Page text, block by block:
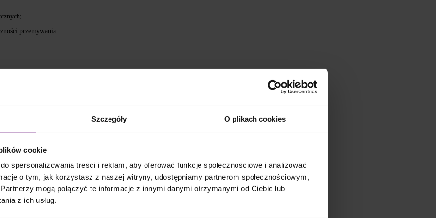
Szczegóły O plikach cookies
cookie
spersonalizowania treści i reklam, aby oferować funkcje społecznościowe i analizować
o tym, jak korzystasz z naszej witryny, udostępniamy partnerom społecznościowym,
mogą połączyć te informacje z innymi danymi otrzymanymi od Ciebie lub
z ich usług.
przemywania.
ISOPROPYL TITANIUM TRIISOSTEARATE,
BIS-TRIMETHYLBENZOYL
CI 77163, CI 77266, CI 77491, CI 77492, CI 77891,
zaaplikować DNKa’ Dehydrator -1 krotnie.
dodatkowej przyczepności.
Base i utwardzić w lampie LED 48W/36 W przez